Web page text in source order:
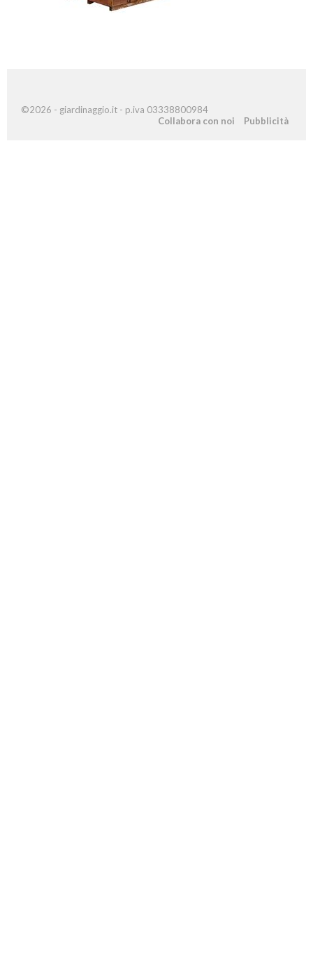
©2026 - giardinaggio.it - p.iva 03338800984
Collabora con noi
Pubblicità